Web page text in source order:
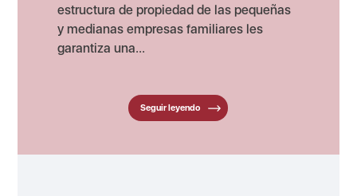
estructura de propiedad de las pequeñas
y medianas empresas familiares les
garantiza una...
Seguir leyendo